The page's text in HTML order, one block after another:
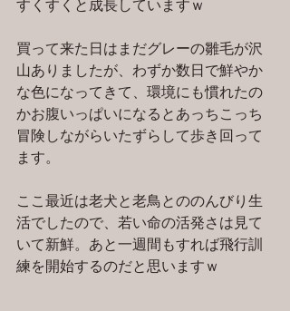
すくすくと成長していますｗ
買って来た日はまだグレーの雛毛が沢
山ありましたが、わずか数日で鮮やか
な色になってきて、環境にも慣れたの
かお腹いっぱいになるとあっちこっち
冒険しながらいたずらして歩き回って
ます。
ここ最近は老犬と老鳥とののんびり生
活でしたので、若い命の活発さは見て
いて新鮮。あと一週間もすれば飛行訓
練を開始するのだと思いますｗ